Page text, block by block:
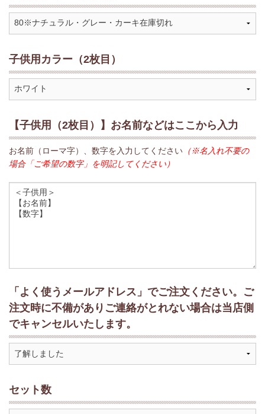
子供用カラー（2枚目）
【子供用（2枚目）】お名前などはここから入力
お名前（ローマ字）、数字を入力してください （※名入れ不要の
場合「ご希望の数字」を明記してください）
「よく使うメールアドレス」でご注文ください。ご
注文時に不備がありご連絡がとれない場合は当店側
でキャンセルいたします。
セット数